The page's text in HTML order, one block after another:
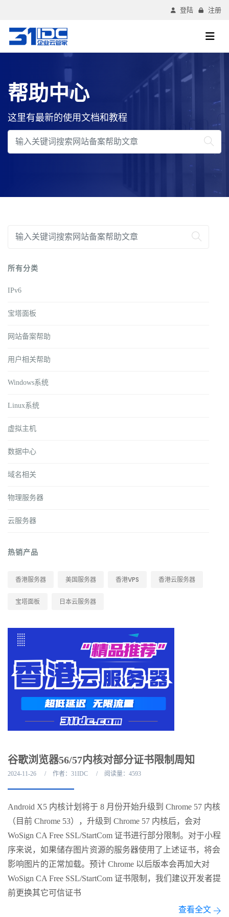
登陆 注册
帮助中心
这里有最新的使用文档和教程
所有分类
IPv6
宝塔面板
网站备案帮助
用户相关帮助
Windows系统
Linux系统
虚拟主机
数据中心
域名相关
物理服务器
云服务器
热销产品
香港服务器 美国服务器 香港VPS 香港云服务器
宝塔面板 日本云服务器
谷歌浏览器56/57内核对部分证书限制周知
2024-11-26 作者：31IDC 阅读量：4593
Android X5 内核计划将于 8 月份开始升级到 Chrome 57 内核
（目前 Chrome 53），升级到 Chrome 57 内核后，会对
WoSign CA Free SSL/StartCom 证书进行部分限制。对于小程
序来说，如果储存图片资源的服务器使用了上述证书，将会
影响图片的正常加载。预计 Chrome 以后版本会再加大对
WoSign CA Free SSL/StartCom 证书限制，我们建议开发者提
前更换其它可信证书
查看全文